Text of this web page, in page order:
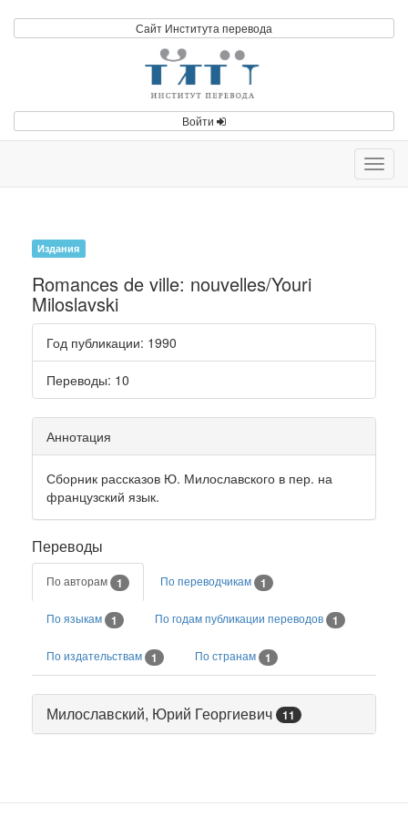
Сайт Института перевода
Войти
Издания
Romances de ville: nouvelles/Youri
Miloslavski
Год публикации: 1990
Переводы: 10
Аннотация
Сборник рассказов Ю. Милославского в пер. на
французский язык.
Переводы
По авторам 1 По переводчикам 1
По языкам 1 По годам публикации переводов 1
По издательствам 1 По странам 1
Милославский, Юрий Георгиевич 11